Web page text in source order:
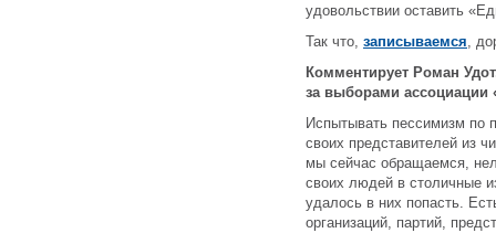
удовольствии оставить
Так что, записываемся,
Комментирует Роман
за выборами ассоциации
Испытывать пессимизм по
своих представителей из
мы сейчас обращаемся,
своих людей в столичные
удалось в них попасть.
организаций, партий,